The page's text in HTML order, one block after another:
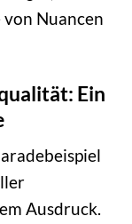
Nuancen
Ein
Ausdruck.